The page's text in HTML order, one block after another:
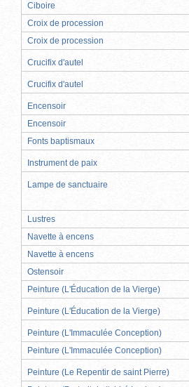
Ciboire
Croix de procession
Croix de procession
Crucifix d'autel
Crucifix d'autel
Encensoir
Encensoir
Fonts baptismaux
Instrument de paix
Lampe de sanctuaire
Lustres
Navette à encens
Navette à encens
Ostensoir
Peinture (L'Éducation de la Vierge)
Peinture (L'Éducation de la Vierge)
Peinture (L'Immaculée Conception)
Peinture (L'Immaculée Conception)
Peinture (Le Repentir de saint Pierre)